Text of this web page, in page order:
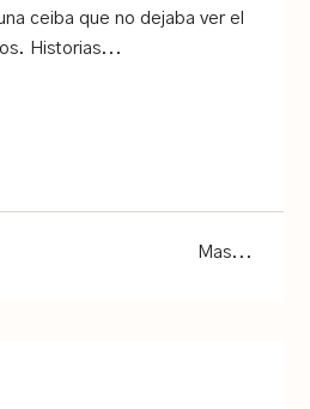
ceiba que no dejaba ver el
Historias...
Mas...